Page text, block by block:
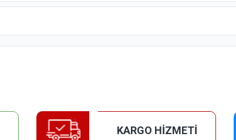
KARGO HİZMETİ